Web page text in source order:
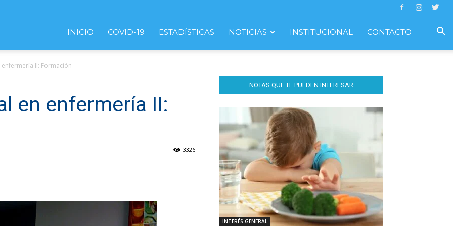
INICIO COVID-19 ESTADÍSTICAS NOTICIAS INSTITUCIONAL CONTACTO
II: Formación
en enfermería II:
3326
NOTAS QUE TE PUEDEN INTERESAR
INTERÉS GENERAL